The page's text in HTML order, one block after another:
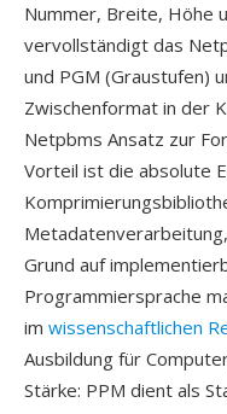
Nummer, Breite, Höhe
vervollständigt das
und PGM (Graustufen)
Zwischenformat in der
Netpbms Ansatz zur
Vorteil ist die absolute
Grund auf
Programmiersprache
im wissenschaftlichen
Ausbildung für
Stärke: PPM dient als